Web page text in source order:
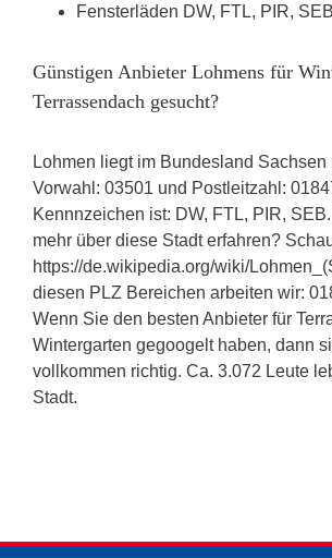
Fensterläden DW, FTL, PIR, SEB
Günstigen Anbieter Lohmens für
Terrassendach gesucht?
Lohmen liegt im Bundesland Sachsen
Vorwahl: 03501 und Postleitzahl:
Kennnzeichen ist: DW, FTL, PIR,
mehr über diese Stadt erfahren?
https://de.wikipedia.org/wiki/
diesen PLZ Bereichen arbeiten wir:
Wenn Sie den besten Anbieter für
Wintergarten gegoogelt haben, dann
vollkommen richtig. Ca. 3.072 Leute
Stadt.